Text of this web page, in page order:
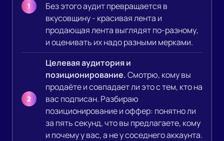
Без этого аудит превращается в
вкусовщину - красивая лента и
продающая лента выглядят по-разному,
и оценивать их надо разными мерками.
Целевая аудитория и
позиционирование.Смотрю, кому вы
продаёте и совпадает ли это с тем, кто на
вас подписан. Разбираю
позиционирование и оффер: понятно ли
за пять секунд, что вы предлагаете, кому
и почему у вас, а не у соседнего аккаунта.